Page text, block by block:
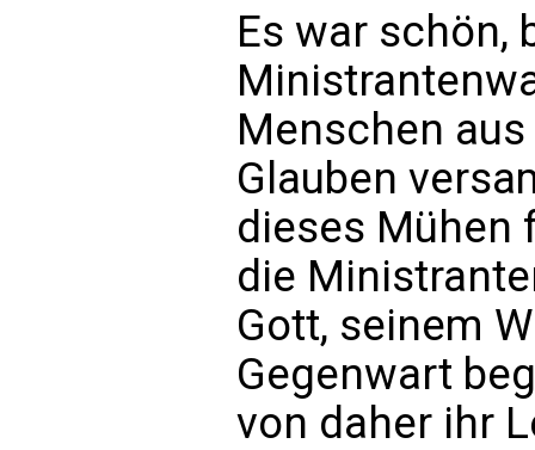
Es war schön,
Menschen
Glauben
dieses Mühen
die
Gott, seinem
Gegenwart
von daher ihr